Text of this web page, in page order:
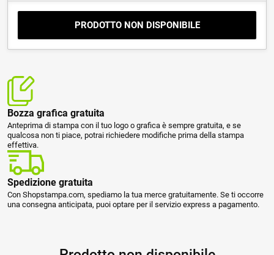
PRODOTTO NON DISPONIBILE
Bozza grafica gratuita
Anteprima di stampa con il tuo logo o grafica è sempre gratuita, e se
qualcosa non ti piace, potrai richiedere modifiche prima della stampa
effettiva.
Spedizione gratuita
Con Shopstampa.com, spediamo la tua merce gratuitamente. Se ti occorre
una consegna anticipata, puoi optare per il servizio express a pagamento.